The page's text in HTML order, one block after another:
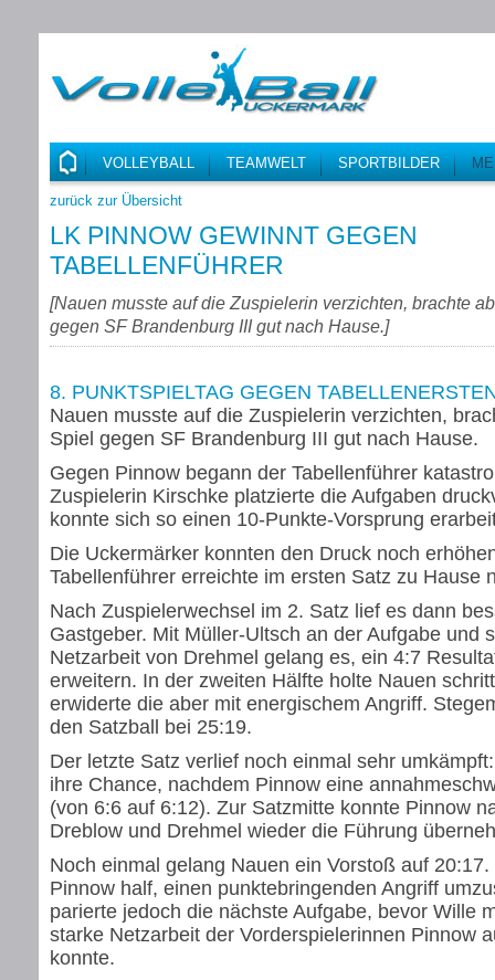
VOLLEYBALL TEAMWELT SPORTBILDER
zurück zur Übersicht
LK PINNOW GEWINNT GEGEN
TABELLENFÜHRER
[Nauen musste auf die Zuspielerin verzichten, brachte
gegen SF Brandenburg III gut nach Hause.]
8. PUNKTSPIELTAG GEGEN
Nauen musste auf die Zuspielerin verzichten,
Spiel gegen SF Brandenburg III gut nach Hause.
Gegen Pinnow begann der Tabellenführer
Zuspielerin Kirschke platzierte die Aufgaben
konnte sich so einen 10-Punkte-Vorsprung
Die Uckermärker konnten den Druck noch
Tabellenführer erreichte im ersten Satz zu Hause
Nach Zuspielerwechsel im 2. Satz lief es dann
Gastgeber. Mit Müller-Ultsch an der Aufgabe und
Netzarbeit von Drehmel gelang es, ein 4:7
erweitern. In der zweiten Hälfte holte Nauen
erwiderte die aber mit energischem Angriff.
den Satzball bei 25:19.
Der letzte Satz verlief noch einmal sehr
ihre Chance, nachdem Pinnow eine
(von 6:6 auf 6:12). Zur Satzmitte konnte Pinnow
Dreblow und Drehmel wieder die Führung
Noch einmal gelang Nauen ein Vorstoß auf
Pinnow half, einen punktebringenden Angriff
parierte jedoch die nächste Aufgabe, bevor Wille
starke Netzarbeit der Vorderspielerinnen Pinnow
konnte.